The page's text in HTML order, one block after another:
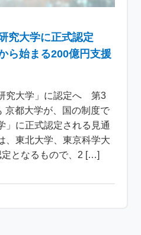
究大学に正式認定
ら始まる200億円支援
究大学」に認定へ 第3
京都大学が、国の制度で
」に正式認定される見通
、東北大学、東京科学大
となるもので、2 […]